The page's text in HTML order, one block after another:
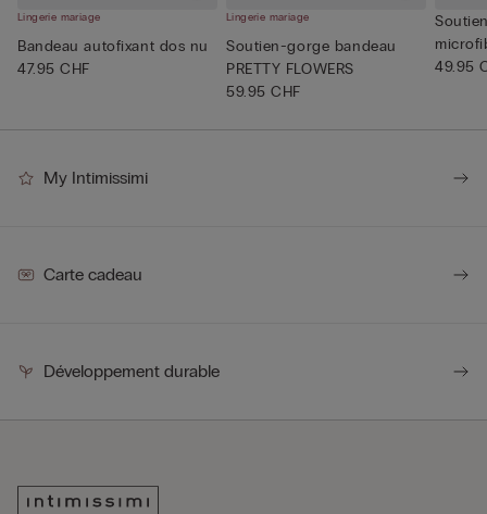
Lingerie mariage
Bandeau autofixant dos nu
47.95 CHF
Lingerie mariage
Soutien-gorge bandeau
PRETTY FLOWERS
59.95 CHF
49.95
My Intimissimi
Carte cadeau
Développement durable